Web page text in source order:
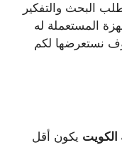
البحث والتفكير
المستعملة له
نستعرضها لكم
يكون أقل